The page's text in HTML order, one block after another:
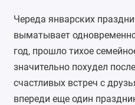
Череда январских
выматывает
год, прошло тихое
значительно похудел
счастливых встреч с
впереди еще один